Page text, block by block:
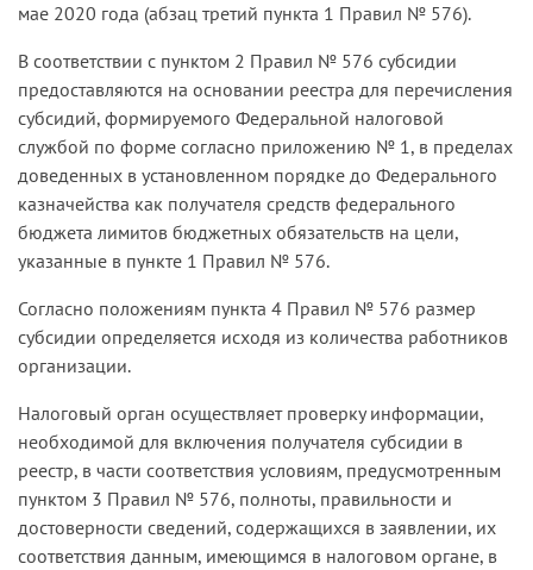
Кроме того, согласно позиции судов, само по
себе указание в абзаце втором пункта 1 Правил
№ 576 на то, что получатель субсидии
определяется по основному виду
экономической деятельности, информация о
котором содержалась в ЕГРЮЛ по состоянию на
01.03.20, не отменяет обязанность налогового
органа осуществлять проверку заявления на
предмет выполнения условий для включения в
распространения коронавирусной инфекции, не
имеющим бóльшую юридическую силу, и,
следовательно, не нарушает права, свободы и
законные интересы административного истца.
Установленное в абзаце втором пункта 1 Правил
№ 576 условие отбора получателя субсидии по
основному виду экономической деятельности,
информация о котором содержится в ЕГРЮЛ
согласуется с положениями Федерального
закона от 08.07.20 № 172-ФЗ «О внесении
изменений в часть вторую Налогового кодекса
Российской Федерации», Бюджетногокодекса
Российской Федерации и не может
рассматриваться как нарушение права
административного истца на гарантийную
поддержку как субъекта малого и среднего
предпринимательства.
мае 2020 года (абзац третий пункта 1 Правил № 576).
В соответствии с пунктом 2 Правил № 576 субсидии
предоставляются на основании реестра для перечисления
субсидий, формируемого Федеральной налоговой
службой по форме согласно приложению № 1, в пределах
доведенных в установленном порядке до Федерального
казначейства как получателя средств федерального
бюджета лимитов бюджетных обязательств на цели,
указанные в пункте 1 Правил № 576.
Согласно положениям пункта 4 Правил № 576 размер
субсидии определяется исходя из количества работников
организации.
Налоговый орган осуществляет проверку информации,
необходимой для включения получателя субсидии в
реестр, в части соответствия условиям, предусмотренным
пунктом 3 Правил № 576, полноты, правильности и
достоверности сведений, содержащихся в заявлении, их
соответствия данным, имеющимся в налоговом органе, в